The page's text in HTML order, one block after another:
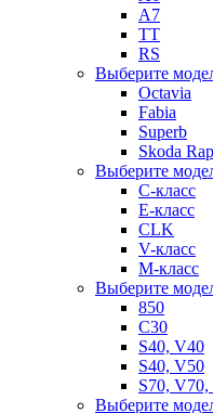
A7
TT
RS
Выберите
Octavia
Fabia
Superb
Skoda
Выберите
C-класс
E-класс
CLK
V-класс
M-класс
Выберите
850
C30
S40, V40
S40, V50
S70, V70,
Выберите